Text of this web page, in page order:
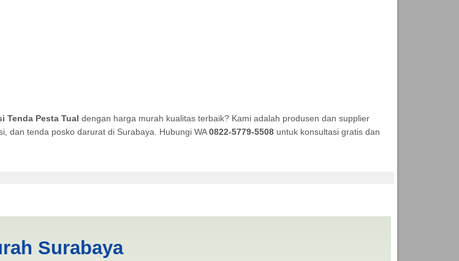
Tenda Pesta Tual dengan harga murah kualitas terbaik? Kami adalah produsen dan supplier
dan tenda posko darurat di Surabaya. Hubungi WA0822-5779-5508untuk konsultasi gratis dan
Surabaya